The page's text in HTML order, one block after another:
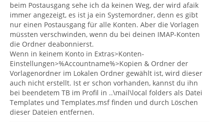
beim Postausgang sehe ich da keinen Weg, der wird afaik
immer angezeigt, es ist ja ein Systemordner, denn es gibt
nur einen Postausgang für alle Konten. Aber die Vorlagen
müssten verschwinden, wenn du bei deinen IMAP-Konten
die Ordner deabonnierst.
Wenn in keinem Konto in Extras>Konten-
Einstellungen>%Accountname%>Kopien & Ordner der
Vorlagenordner im Lokalen Ordner gewählt ist, wird dieser
auch nicht erstellt. Ist er schon vorhanden, kannst du ihn
bei beendetem TB im Profil in ..\mail\local folders als Datei
Templates und Templates.msf finden und durch Löschen
dieser Dateien entfernen.